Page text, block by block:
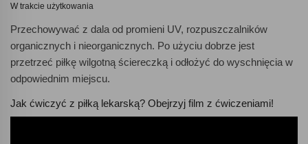
W trakcie użytkowania
Przechowywać z dala od promieni UV, rozpuszczalników
organicznych i nieorganicznych. Po użyciu dobrze jest
przetrzeć piłkę wilgotną ściereczką i odłożyć do wyschnięcia w
odpowiednim miejscu.
Jak ćwiczyć z piłką lekarską? Obejrzyj film z ćwiczeniami!